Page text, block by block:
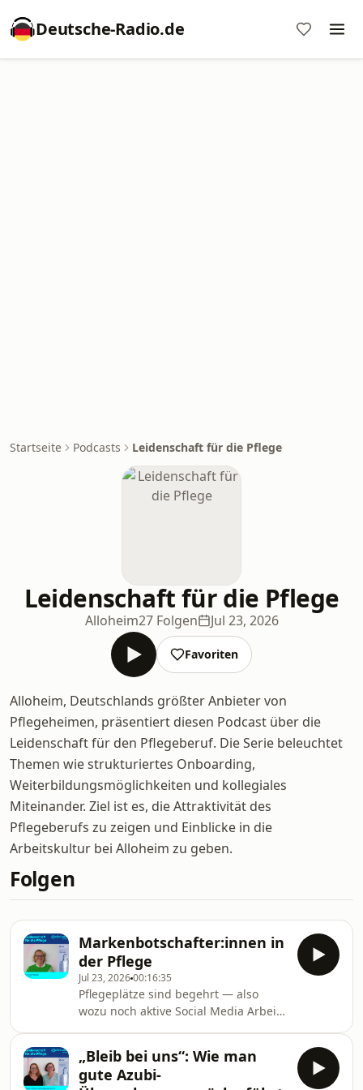
Deutsche-Radio.de
Startseite Podcasts Leidenschaft für die Pflege
Leidenschaft für die Pflege
Alloheim27 Folgen Jul 23, 2026
Favoriten
Alloheim, Deutschlands größter Anbieter von
Pflegeheimen, präsentiert diesen Podcast über die
Leidenschaft für den Pflegeberuf. Die Serie beleuchtet
Themen wie strukturiertes Onboarding,
Weiterbildungsmöglichkeiten und kollegiales
Miteinander. Ziel ist es, die Attraktivität des
Pflegeberufs zu zeigen und Einblicke in die
Arbeitskultur bei Alloheim zu geben.
Folgen
Markenbotschafter:innen in
der Pflege
Jul 23, 202600:16:35
Pflegeplätze sind begehrt — also
wozu noch aktive Social Media Arbeit?
In dieser Folge erklärt Petra Koch
(Leitung Marketing und Vertrieb), was
„Bleib bei uns“: Wie man
gute Azubi-